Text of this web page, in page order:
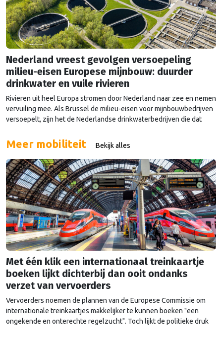
Nederland vreest gevolgen versoepeling
milieu-eisen Europese mijnbouw: duurder
drinkwater en vuile rivieren
Rivieren uit heel Europa stromen door Nederland naar zee en nemen
vervuiling mee. Als Brussel de milieu-eisen voor mijnbouwbedrijven
versoepelt, zijn het de Nederlandse drinkwaterbedrijven die dat
Meer mobiliteit Bekijk alles
Met één klik een internationaal treinkaartje
boeken lijkt dichterbij dan ooit ondanks
verzet van vervoerders
Vervoerders noemen de plannen van de Europese Commissie om
internationale treinkaartjes makkelijker te kunnen boeken "een
ongekende en onterechte regelzucht". Toch lijkt de politieke druk